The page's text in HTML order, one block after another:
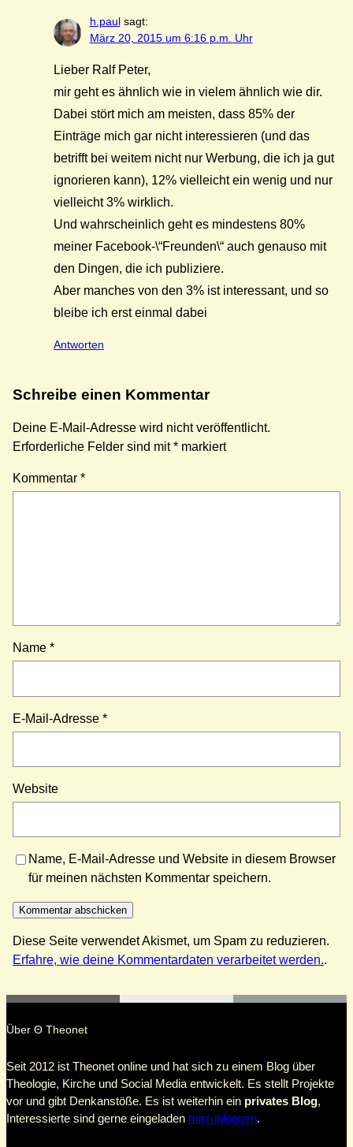
h.paul sagt:
März 20, 2015 um 6:16 p.m. Uhr
Lieber Ralf Peter,
mir geht es ähnlich wie in vielem ähnlich wie dir.
Dabei stört mich am meisten, dass 85% der
Einträge mich gar nicht interessieren (und das
betrifft bei weitem nicht nur Werbung, die ich ja gut
ignorieren kann), 12% vielleicht ein wenig und nur
vielleicht 3% wirklich.
Und wahrscheinlich geht es mindestens 80%
meiner Facebook-\“Freunden\“ auch genauso mit
den Dingen, die ich publiziere.
Aber manches von den 3% ist interessant, und so
bleibe ich erst einmal dabei
Antworten
Schreibe einen Kommentar
Deine E-Mail-Adresse wird nicht veröffentlicht.
Erforderliche Felder sind mit* markiert
Kommentar *
Name *
E-Mail-Adresse *
Website
Name, E-Mail-Adresse und Website in diesem Browser
für meinen nächsten Kommentar speichern.
Diese Seite verwendet Akismet, um Spam zu reduzieren.
Erfahre, wie deine Kommentardaten verarbeitet werden..
Über Θ Theonet
Seit 2012 ist Theonet online und hat sich zu einem Blog über
Theologie, Kirche und Social Media entwickelt. Es stellt Projekte
vor und gibt Denkanstöße. Es ist weiterhin ein privates Blog,
Interessierte sind gerne eingeladen mitzubloggen.